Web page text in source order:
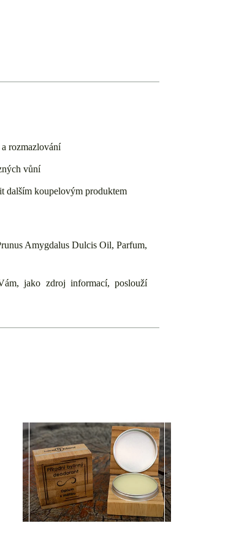
rozmazlování
vůní
dalším koupelovým produktem
Amygdalus Dulcis Oil, Parfum,
jako zdroj informací, poslouží